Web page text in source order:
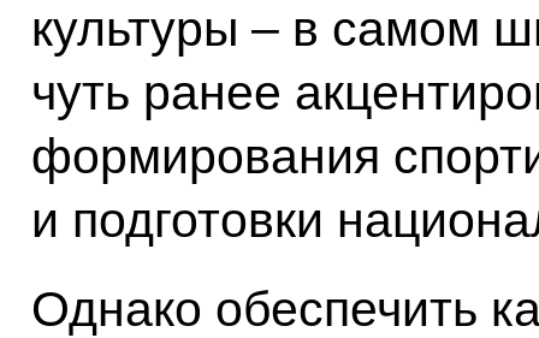
культуры – в самом
чуть ранее
формирования
и подготовки
Однако обеспечить